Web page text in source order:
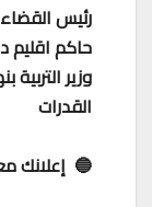
رئيس
حاكم اقليم
وزير
القدرات
🔵 إعلانك